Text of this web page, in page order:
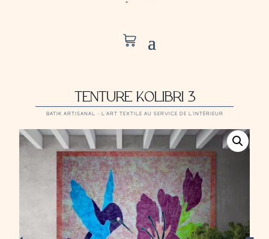
TENTURE KOLIBRI 3
BATIK ARTISANAL · L’ART TEXTILE AU SERVICE DE L’INTÉRIEUR